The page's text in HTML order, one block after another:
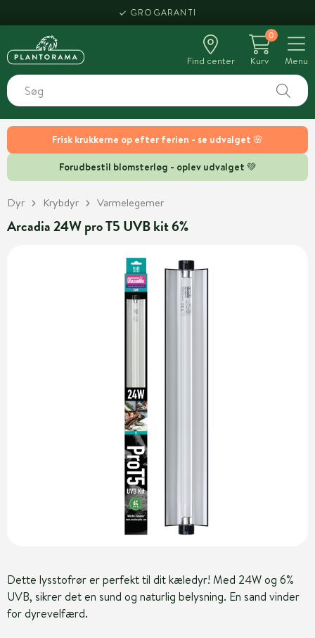
Frisk krukkerne op efter ferien - se udvalget 🌸
Forudbestil blomsterløg - oplev udvalget 💚
GROGARANTI
Find center
0
Kurv
Menu
Dyr Krybdyr Varmelegemer
Arcadia 24W pro T5 UVB kit 6%
Dette lysstofrør er perfekt til dit kæledyr! Med 24W og 6%
UVB, sikrer det en sund og naturlig belysning. En sand vinder
for dyrevelfærd.